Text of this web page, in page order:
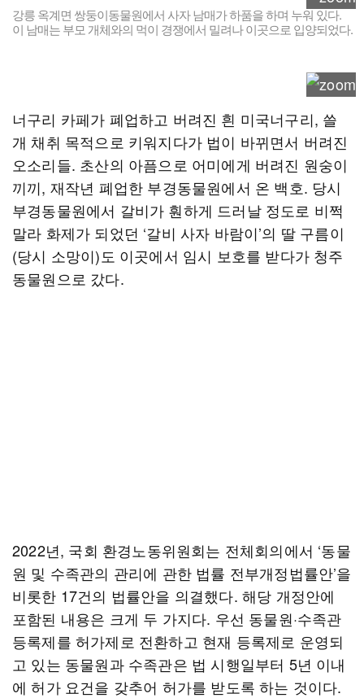
강릉 옥계면 쌍둥이동물원에서 사자 남매가 하품을 하며 누워 있다.
이 남매는 부모 개체와의 먹이 경쟁에서 밀려나 이곳으로 입양되었다.
너구리 카페가 폐업하고 버려진 흰 미국너구리, 쓸
개 채취 목적으로 키워지다가 법이 바뀌면서 버려진
오소리들. 초산의 아픔으로 어미에게 버려진 원숭이
끼끼, 재작년 폐업한 부경동물원에서 온 백호. 당시
부경동물원에서 갈비가 훤하게 드러날 정도로 비쩍
말라 화제가 되었던 ‘갈비 사자 바람이’의 딸 구름이
(당시 소망이)도 이곳에서 임시 보호를 받다가 청주
동물원으로 갔다.
2022년, 국회 환경노동위원회는 전체회의에서 ‘동물
원 및 수족관의 관리에 관한 법률 전부개정법률안’을
비롯한 17건의 법률안을 의결했다. 해당 개정안에
포함된 내용은 크게 두 가지다. 우선 동물원·수족관
등록제를 허가제로 전환하고 현재 등록제로 운영되
고 있는 동물원과 수족관은 법 시행일부터 5년 이내
에 허가 요건을 갖추어 허가를 받도록 하는 것이다.